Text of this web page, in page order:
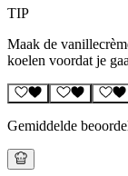
TIP
Maak de
koelen voordat je
Gemiddelde